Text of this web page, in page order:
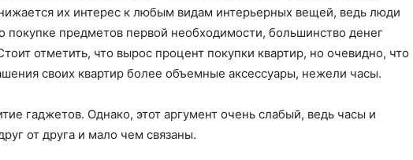
их интерес к любым видам интерьерных вещей, ведь люди
покупке предметов первой необходимости, большинство денег
отметить, что вырос процент покупки квартир, но очевидно, что
своих квартир более объемные аксессуары, нежели часы.
гаджетов. Однако, этот аргумент очень слабый, ведь часы и
от друга и мало чем связаны.